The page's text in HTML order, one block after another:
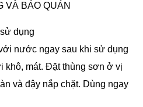
VÀ BẢO QUẢN
dụng
nước ngay sau khi sử dụng
khô, mát. Đặt thùng sơn ở vị
và đậy nắp chặt. Dùng ngay